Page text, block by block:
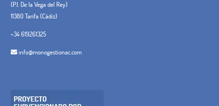
(P.I. De la Vega del Rey)
11380 Tarifa (Cádiz)
+34 619261325
info@monogestionac.com